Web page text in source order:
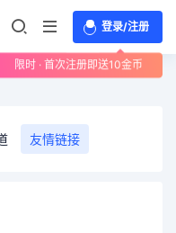
登录/注册
限时 · 首次注册即送10金币
友情链接